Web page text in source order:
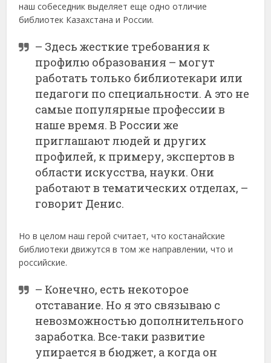
наш собеседник выделяет еще одно отличие
библиотек Казахстана и России.
– Здесь жесткие требования к
профилю образования – могут
работать только библиотекари или
педагоги по специальности. А это не
самые популярные профессии в
наше время. В России же
приглашают людей и других
профилей, к примеру, экспертов в
области искусства, науки. Они
работают в тематических отделах, –
говорит Денис.
Но в целом наш герой считает, что костанайские
библиотеки движутся в том же направлении, что и
российские.
– Конечно, есть некоторое
отставание. Но я это связываю с
невозможностью дополнительного
заработка. Все-таки развитие
упирается в бюджет, а когда он